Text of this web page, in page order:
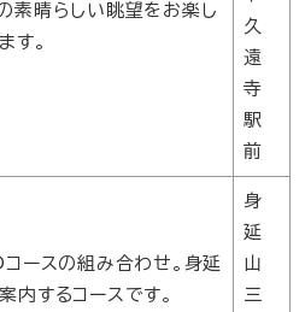
素晴らしい眺望をお楽し
す。
久
遠
寺
駅
前
ースの組み合わせ。身延
内するコースです。
身
延
山
三